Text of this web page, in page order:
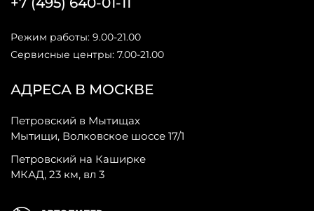
АДРЕСА В МОСКВЕ
Петровский в Мытищах
Мытищи, Волковское шоссе 17/1
Петровский на Каширке
МКАД, 23 км, вл 3
Режим работы: 9.00-21.00
Сервисные центры: 7.00-21.00